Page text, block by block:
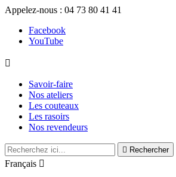
Appelez-nous : 04 73 80 41 41
Facebook
YouTube

Savoir-faire
Nos ateliers
Les couteaux
Les rasoirs
Nos revendeurs
 Rechercher
Français 